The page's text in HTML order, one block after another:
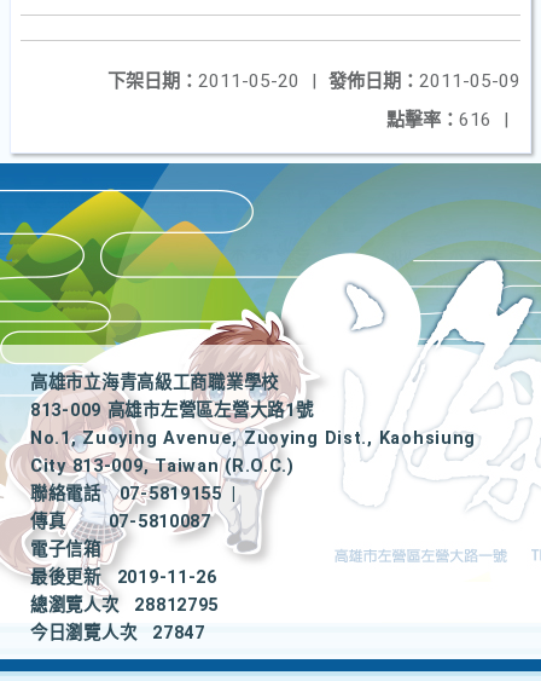
發佈日期： 2011-05-09
下架日期： 2011-05-20
|
點擊率： 616 |
高雄市立海青高級工商職業學校
813-009 高雄市左營區左營大路1號
No.1, Zuoying Avenue, Zuoying Dist., Kaohsiung
City 813-009, Taiwan (R.O.C.)
聯絡電話
07-5819155
|
傳真
07-5810087
電子信箱
最後更新
2019-11-26
總瀏覽人次
28812795
今日瀏覽人次
27847